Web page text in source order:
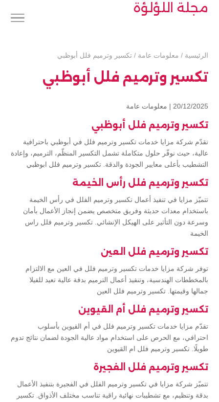
مجلة اللؤلؤة
الرئيسية / معلومات عامة / تكسير وترميم فلل أبوظبي
تكسير وترميم فلل أبوظبي
20/12/2025 | معلومات عامة
تكسير وترميم فلل أبوظبي
تقدّم شركة مزايا خدمات تكسير وترميم فلل في أبوظبي باحترافية
عالية، حيث نوفّر حلول متكاملة تشمل التكسير المنظّم، الترميم، وإعادة
التشطيب بأعلى معايير الجودة والدقة. تكسير وترميم فلل ابوظبي
تكسير وترميم فلل رأس الخيمة
تتميّز مزايا في تنفيذ أعمال تكسير وترميم الفلل في رأس الخيمة
باستخدام معدات حديثة وفريق متخصص يضمن إنجاز الأعمال بأمان
وسرعة دون التأثير على الهيكل الإنشائي. تكسير وترميم فلل راس
الخيمة
تكسير وترميم فلل العين
توفر شركة مزايا خدمات تكسير وترميم فلل في العين مع الالتزام
بالمخططات الهندسية، وتنفيذ أعمال الترميم بدقة عالية تعيد للفيلا
جمالها وقيمتها. تكسير وترميم فلل العين
تكسير وترميم فلل أم القيوين
تقدّم مزايا خدمات تكسير وترميم فلل في أم القيوين بأسلوب
احترافي، مع الحرص على استخدام مواد عالية الجودة لضمان نتائج تدوم
طويلًا. تكسير وترميم فلل ام القيوين
تكسير وترميم فلل الفجيرة
تتميّز شركة مزايا في تكسير وترميم الفلل في الفجيرة بتنفيذ الأعمال
بدقة وتنظيم، مع تشطيبات نهائية راقية تناسب مختلف الأذواق. تكسير